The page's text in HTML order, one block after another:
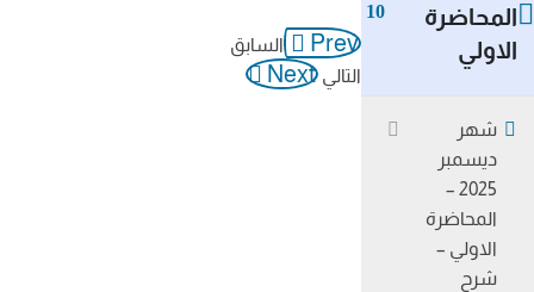
المحاضرة
الاولي
10
شهر
ديسمبر
2025 –
المحاضرة
الاولي –
شرح
Prev
السابق
التالي Next